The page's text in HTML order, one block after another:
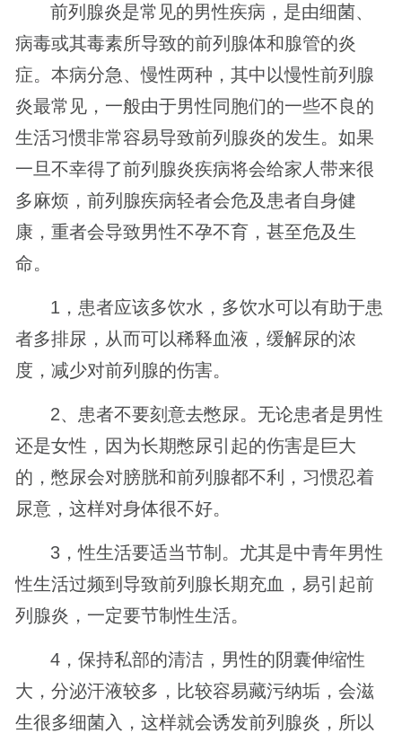
前列腺炎是常见的男性疾病，是由细菌、
病毒或其毒素所导致的前列腺体和腺管的炎
症。本病分急、慢性两种，其中以慢性前列腺
炎最常见，一般由于男性同胞们的一些不良的
生活习惯非常容易导致前列腺炎的发生。如果
一旦不幸得了前列腺炎疾病将会给家人带来很
多麻烦，前列腺疾病轻者会危及患者自身健
康，重者会导致男性不孕不育，甚至危及生
命。
1，患者应该多饮水，多饮水可以有助于患
者多排尿，从而可以稀释血液，缓解尿的浓
度，减少对前列腺的伤害。
2、患者不要刻意去憋尿。无论患者是男性
还是女性，因为长期憋尿引起的伤害是巨大
的，憋尿会对膀胱和前列腺都不利，习惯忍着
尿意，这样对身体很不好。
3，性生活要适当节制。尤其是中青年男性
性生活过频到导致前列腺长期充血，易引起前
列腺炎，一定要节制性生活。
4，保持私部的清洁，男性的阴囊伸缩性
大，分泌汗液较多，比较容易藏污纳垢，会滋
生很多细菌入，这样就会诱发前列腺炎，所以